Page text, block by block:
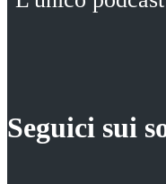
Seguici sui